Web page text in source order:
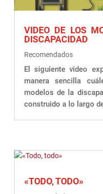
VIDEO DE LOS
DISCAPACIDAD
Recomendados
El siguiente video
manera sencilla
modelos de la
construido a lo largo
«TODO, TODO»